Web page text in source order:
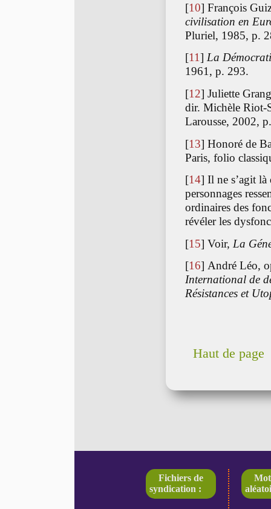
[10] François
civilisation en
Pluriel, 1985, p.
[11] La
1961, p. 293.
[12] Juliette
dir. Michèle Riot-
Larousse, 2002,
[13] Honoré de
Paris, folio
[14] Il ne s’agit
personnages
ordinaires des
révéler les
[15] Voir, La
[16] André Léo,
International de
Résistances et
Haut de page
Fichiers de
syndication :